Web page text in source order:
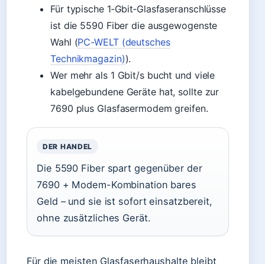
Für typische 1‑Gbit‑Glasfaseranschlüsse
ist die 5590 Fiber die ausgewogenste
Wahl (PC-WELT (deutsches
Technikmagazin)).
Wer mehr als 1 Gbit/s bucht und viele
kabelgebundene Geräte hat, sollte zur
7690 plus Glasfasermodem greifen.
DER HANDEL
Die 5590 Fiber spart gegenüber der
7690 + Modem-Kombination bares
Geld – und sie ist sofort einsatzbereit,
ohne zusätzliches Gerät.
Für die meisten Glasfaserhaushalte bleibt